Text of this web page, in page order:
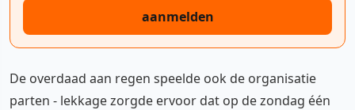
aanmelden
De overdaad aan regen speelde ook de organisatie
parten - lekkage zorgde ervoor dat op de zondag één